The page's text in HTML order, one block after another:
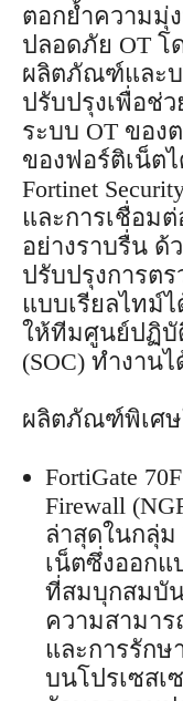
ตอกย้ำความมุ่
ปลอดภัย OT โ
ผลิตภัณฑ์และบ
ปรับปรุงเพื่อช่
ระบบ OT ของ
ของฟอร์ติเน็ต
Fortinet
และการเชื่อม
อย่างราบรื่น
ปรับปรุงการต
แบบเรียลไทม์
ให้ทีมศูนย์ปฏิบั
(SOC) ทำงาน
ผลิตภัณฑ์พิเศษ
FortiGate
Firewall
ล่าสุดในกลุ่ม
เน็ตซึ่งออก
ที่สมบุกสมบั
ความสามาร
และการรัก
บนโปรเซสเ